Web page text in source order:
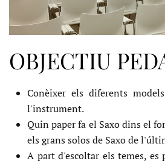
OBJECTIU
Conèixer els diferents
l'instrument.
Quin paper fa el Saxo dins el
els grans solos de Saxo de
A part d'escoltar els temes, es